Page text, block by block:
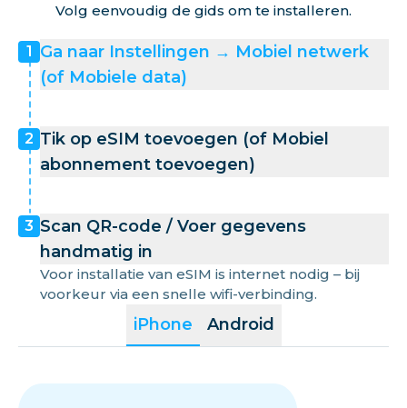
Volg eenvoudig de gids om te installeren.
iPhone Android
1 Ga naar Instellingen → Mobiel netwerk
(of Mobiele data)
2 Tik op eSIM toevoegen (of Mobiel
abonnement toevoegen)
3 Scan QR-code / Voer gegevens
handmatig in
Voor installatie van eSIM is internet nodig – bij
voorkeur via een snelle wifi-verbinding.